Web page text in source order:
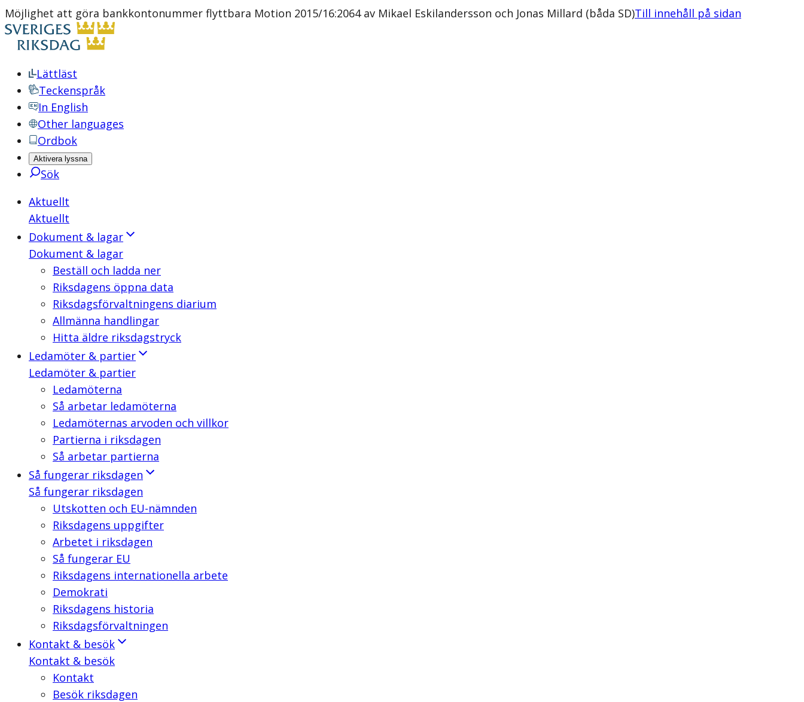
Möjlighet att göra bankkontonummer flyttbara Motion 2015/16:2064 av Mikael Eskilandersson och Jonas Millard (båda SD)Till innehåll på sidan
Lättläst
Teckenspråk
In English
Other languages
Ordbok
Aktivera lyssna
Sök
Aktuellt
Aktuellt
Dokument & lagar
Dokument & lagar
Beställ och ladda ner
Riksdagens öppna data
Riksdagsförvaltningens diarium
Allmänna handlingar
Hitta äldre riksdagstryck
Ledamöter & partier
Ledamöter & partier
Ledamöterna
Så arbetar ledamöterna
Ledamöternas arvoden och villkor
Partierna i riksdagen
Så arbetar partierna
Så fungerar riksdagen
Så fungerar riksdagen
Utskotten och EU-nämnden
Riksdagens uppgifter
Arbetet i riksdagen
Så fungerar EU
Riksdagens internationella arbete
Demokrati
Riksdagens historia
Riksdagsförvaltningen
Kontakt & besök
Kontakt & besök
Kontakt
Besök riksdagen